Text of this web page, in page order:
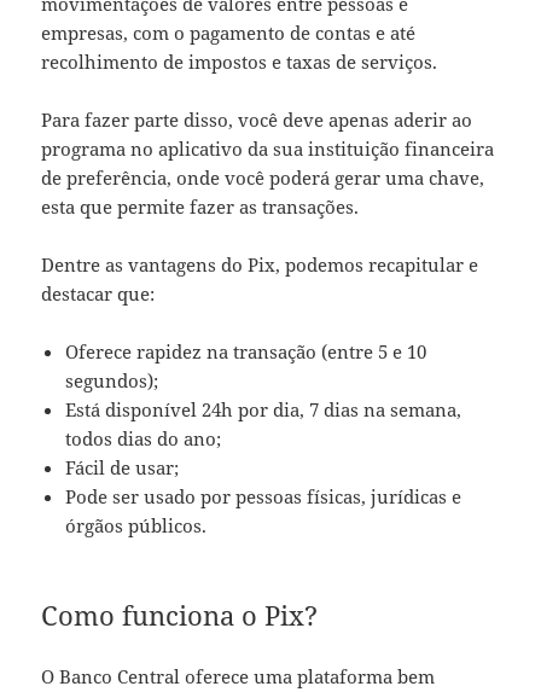
empresas, com o pagamento de contas e até
recolhimento de impostos e taxas de serviços.
Para fazer parte disso, você deve apenas aderir ao
programa no aplicativo da sua instituição financeira
de preferência, onde você poderá gerar uma chave,
esta que permite fazer as transações.
Dentre as vantagens do Pix, podemos recapitular e
destacar que:
Oferece rapidez na transação (entre 5 e 10
segundos);
Está disponível 24h por dia, 7 dias na semana,
todos dias do ano;
Fácil de usar;
Pode ser usado por pessoas físicas, jurídicas e
órgãos públicos.
Como funciona o Pix?
O Banco Central oferece uma plataforma bem